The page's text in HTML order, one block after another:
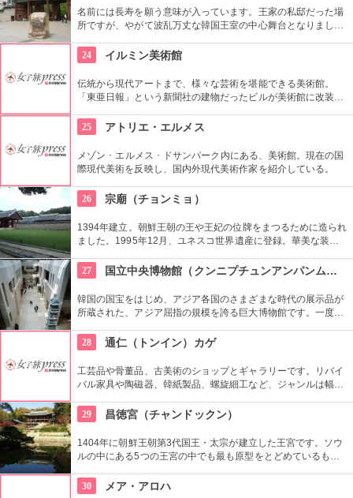
名前には長寿を願う意味が入っています。王家の私邸だった場
所ですが、やがて波乱万丈な韓国王室の中心舞台となりまし
のスタイルと東洋のスタイルがミックスされた面白い造りとな
っています。
24 イルミン美術館
伝統から現代アートまで、様々な芸術を堪能できる美術館。
「東亜日報」という新聞社の建物だったビルが美術館に改装。
い物や散歩の合間にたまには美術鑑賞の時間を取り入れてみる
のもいかがでしょう。
25 アトリエ・エルメス
メゾン ･ エルメス ･ ドサンパーク内にある、美術館。現在の国
際現代美術を反映し、国内外現代美術作家を紹介している。
26 宗廟（チョンミョ）
1394年建立。朝鮮王朝の王や王妃の位牌をまつるために造られ
ました。1995年12月、ユネスコ世界遺産に登録。華美な装飾
強く出ているもの。西洋でも見られない珍しいものです。
27 国立中央博物館（クンニプチュンアンパンムルグァン）
韓国の国宝をはじめ、アジア各国のさまざまな時代の展示品が
所蔵された、アジア屈指の規模を誇る巨大博物館です。一度に
すめします。周辺は庭園や植物園もあり、1日中楽しめます。
28 通仁（トンイン）カゲ
工芸品や骨董品、古美術のショップとギャラリーです。リバイ
バル家具や陶磁器、韓紙製品、螺旋細工など、ジャンルは幅広
う作品や商品を見ることができます。
29 昌徳宮（チャンドックン）
1404年に朝鮮王朝第3代国王・太宗が建立した王宮です。ソウ
ルの中にある5つの王宮の中でも最も原型をとどめているもの
吉によって消失されてから再建までの270年間、王宮として使
30 メア・アロハ